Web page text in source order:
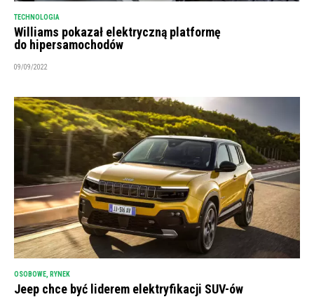
TECHNOLOGIA
Williams pokazał elektryczną platformę
do hipersamochodów
09/09/2022
OSOBOWE RYNEK
Jeep chce być liderem elektryfikacji SUV-ów